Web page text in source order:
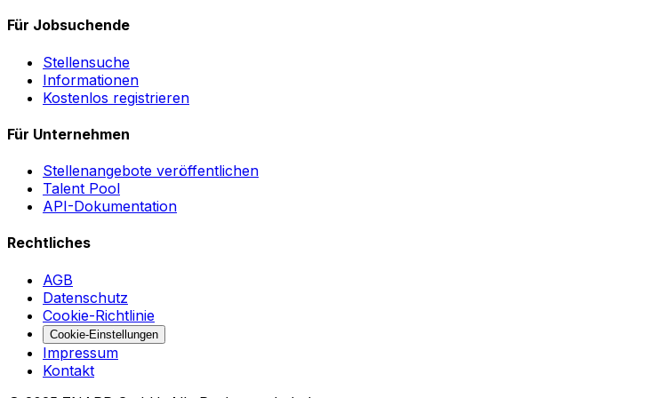
Für Jobsuchende
Stellensuche
Informationen
Kostenlos registrieren
Für Unternehmen
Stellenangebote veröffentlichen
Talent Pool
API-Dokumentation
Rechtliches
AGB
Datenschutz
Cookie-Richtlinie
Cookie-Einstellungen
Impressum
Kontakt